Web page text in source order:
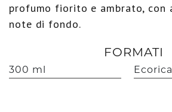
profumo fiorito e ambrato, con
note di fondo.
FORMATI
300 ml